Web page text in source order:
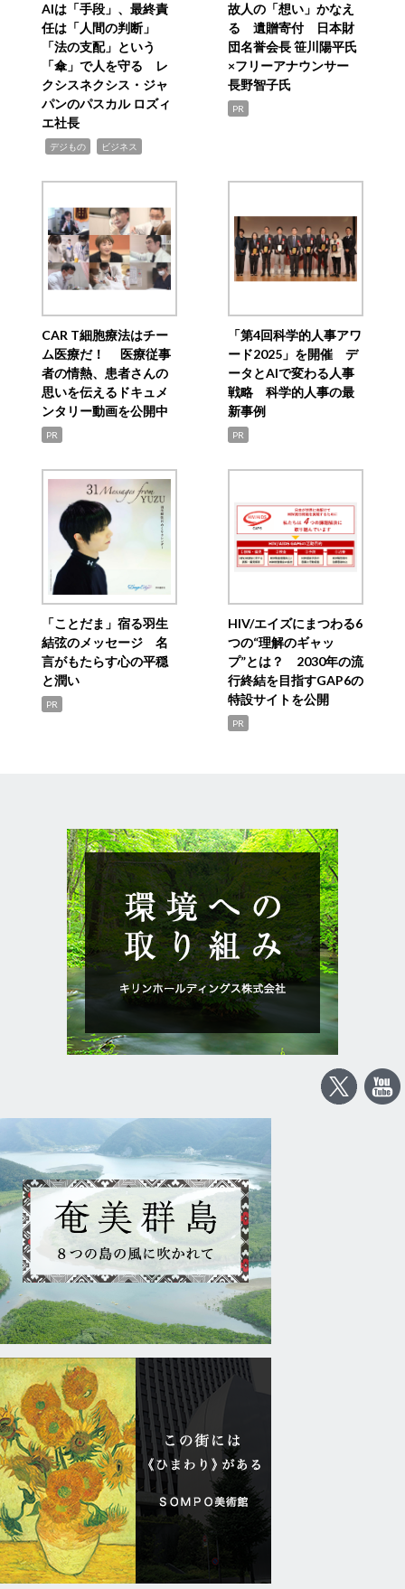
AIは「手段」、最終責
任は「人間の判断」
「法の支配」という
「傘」で人を守る レ
クシスネクシス・ジャ
パンのパスカル ロズィ
エ社長
デジもの ビジネス
故人の「想い」かなえ
る 遺贈寄付 日本財
団名誉会長 笹川陽平氏
×フリーアナウンサー
長野智子氏
PR
CAR T細胞療法はチー
ム医療だ！ 医療従事
者の情熱、患者さんの
思いを伝えるドキュメ
ンタリー動画を公開中
PR
「第4回科学的人事アワ
ード2025」を開催 デ
ータとAIで変わる人事
戦略 科学的人事の最
新事例
PR
「ことだま」宿る羽生
結弦のメッセージ 名
言がもたらす心の平穏
と潤い
PR
HIV/エイズにまつわる6
つの“理解のギャッ
プ”とは？ 2030年の流
行終結を目指すGAP6の
特設サイトを公開
PR